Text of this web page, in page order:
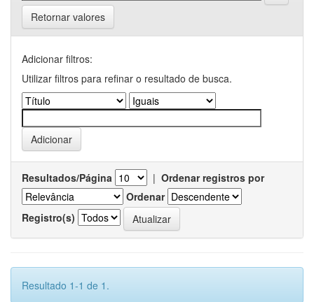
Retornar valores
Adicionar filtros:
Utilizar filtros para refinar o resultado de busca.
Resultados/Página | Ordenar registros por
Ordenar
Registro(s)
Resultado 1-1 de 1.